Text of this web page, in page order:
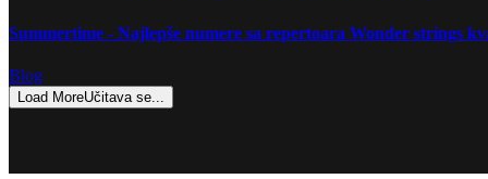
Summertime - Najlepše numere sa repertoara Wonder strings
Blog
Load MoreUčitava se...